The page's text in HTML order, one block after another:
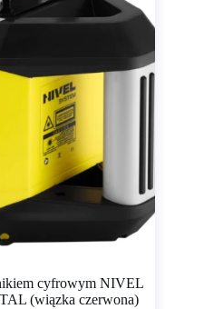
cyfrowym NIVEL
(wiązka czerwona)